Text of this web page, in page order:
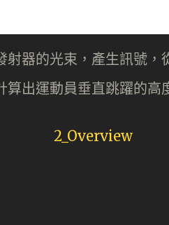
射器的光束，產生訊號，
出運動員垂直跳躍的高